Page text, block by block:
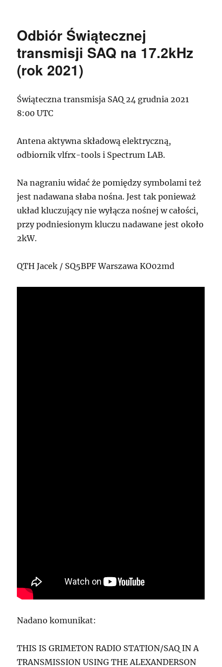
Odbiór Świątecznej
transmisji SAQ na 17.2kHz
(rok 2021)
Świąteczna transmisja SAQ 24 grudnia 2021
8:00 UTC
Antena aktywna składową elektryczną,
odbiornik vlfrx-tools i Spectrum LAB.
Na nagraniu widać że pomiędzy symbolami też
jest nadawana słaba nośna. Jest tak ponieważ
układ kluczujący nie wyłącza nośnej w całości,
przy podniesionym kluczu nadawane jest około
2kW.
QTH Jacek / SQ5BPF Warszawa KO02md
Nadano komunikat:
THIS IS GRIMETON RADIO STATION/SAQ IN A
TRANSMISSION USING THE ALEXANDERSON